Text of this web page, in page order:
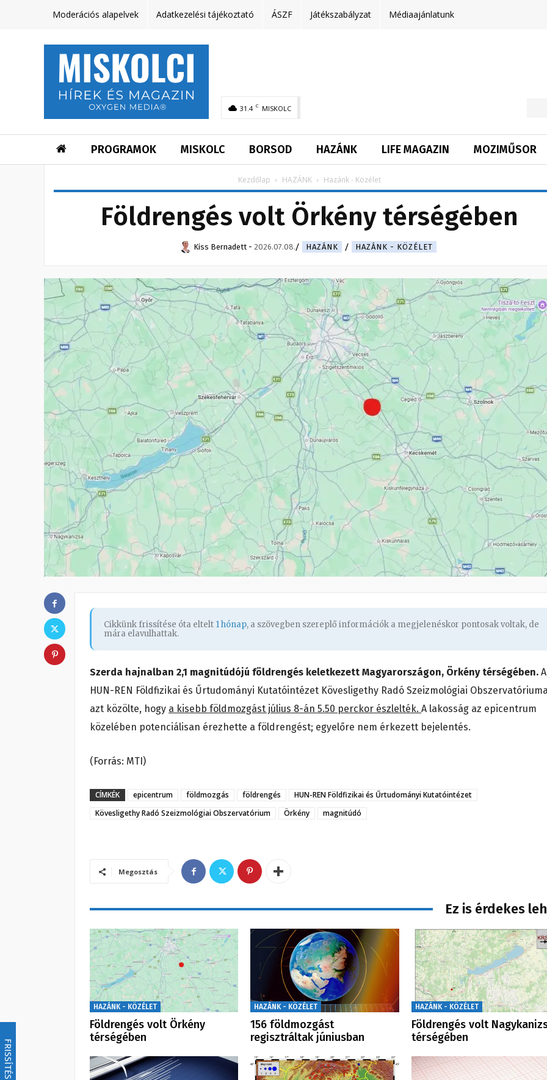
FRISSÍTÉS
Moderációs alapelvek Adatkezelési tájékoztató ÁSZF Játékszabályzat Médiaajánlatunk
31.4 C MISKOLC
PROGRAMOK MISKOLC BORSOD HAZÁNK LIFE MAGAZIN MOZIMŰSOR
Kezdőlap HAZÁNK Hazánk - Közélet
Földrengés volt Örkény térségében
Kiss Bernadett - 2026.07.08. HAZÁNK HAZÁNK - KÖZÉLET
Cikkünk frissítése óta eltelt 1 hónap, a szövegben szereplő információk a megjelenéskor pontosak voltak, de
mára elavulhattak.
Szerda hajnalban 2,1 magnitúdójú földrengés keletkezett Magyarországon, Örkény térségében. A
HUN-REN Földfizikai és Űrtudományi Kutatóintézet Kövesligethy Radó Szeizmológiai
azt közölte, hogy a kisebb földmozgást július 8-án 5.50 perckor észlelték. A lakosság az epicentrum
közelében potenciálisan érezhette a földrengést; egyelőre nem érkezett bejelentés.
(Forrás: MTI)
CÍMKÉK epicentrum földmozgás földrengés
HUN-REN Földfizikai és Űrtudományi Kutatóintézet
Kövesligethy Radó Szeizmológiai Obszervatórium
Örkény magnitúdó
Megosztás
Ez is érdekes
HAZÁNK - KÖZÉLET
Földrengés volt Örkény
térségében
HAZÁNK - KÖZÉLET
156 földmozgást
regisztráltak júniusban
HAZÁNK - KÖZÉLET
Földrengés volt
térségében